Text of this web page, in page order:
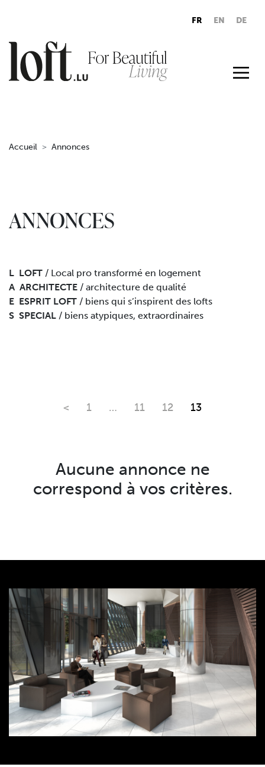
FR EN DE
Accueil Annonces
ANNONCES
L LOFT / Local pro transformé en logement
A ARCHITECTE / architecture de qualité
E ESPRIT LOFT / biens qui s’inspirent des lofts
S SPECIAL / biens atypiques, extraordinaires
< 1 … 11 12 13
Aucune annonce ne
correspond à vos critères.